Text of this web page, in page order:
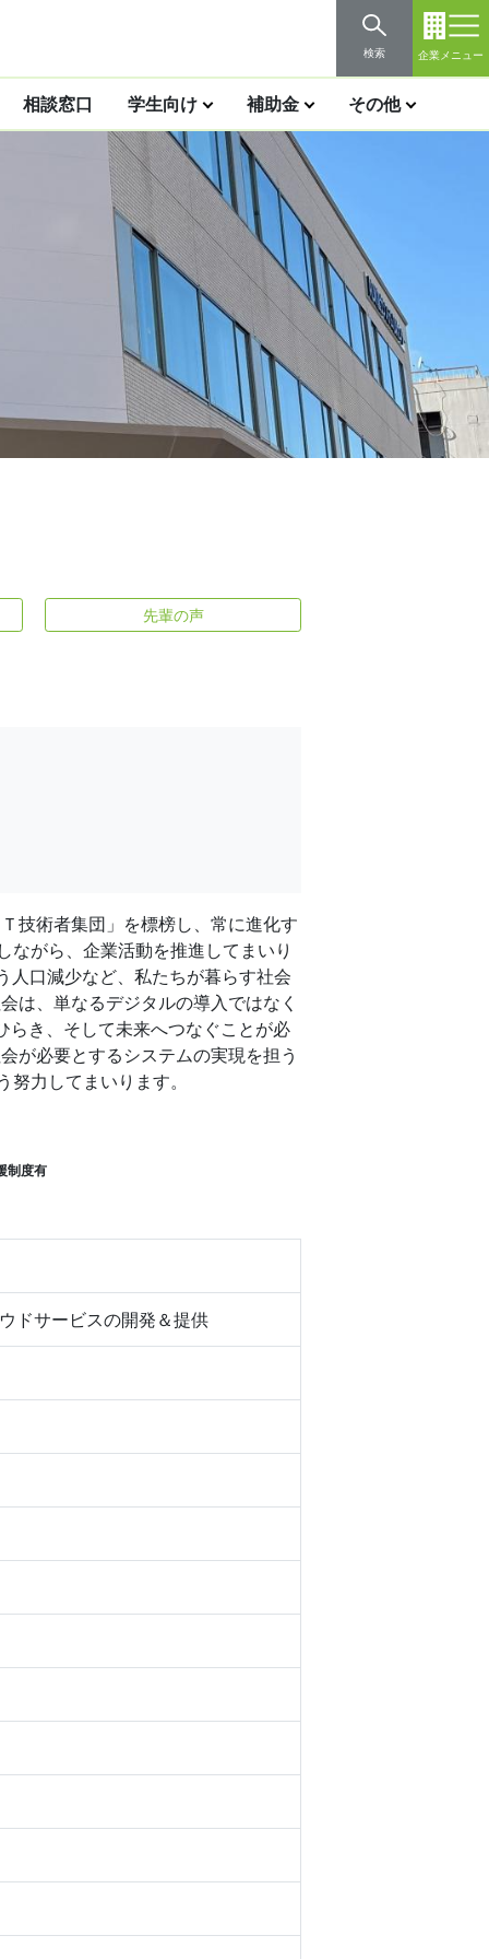
検索 企業メニュー
相談窓口 学生向け 補助金 その他
先輩の声
技術者集団」を標榜し、常に進化す
がら、企業活動を推進してまいり
人口減少など、私たちが暮らす社会
は、単なるデジタルの導入ではなく
き、そして未来へつなぐことが必
が必要とするシステムの実現を担う
力してまいります。
制度有
ドサービスの開発＆提供